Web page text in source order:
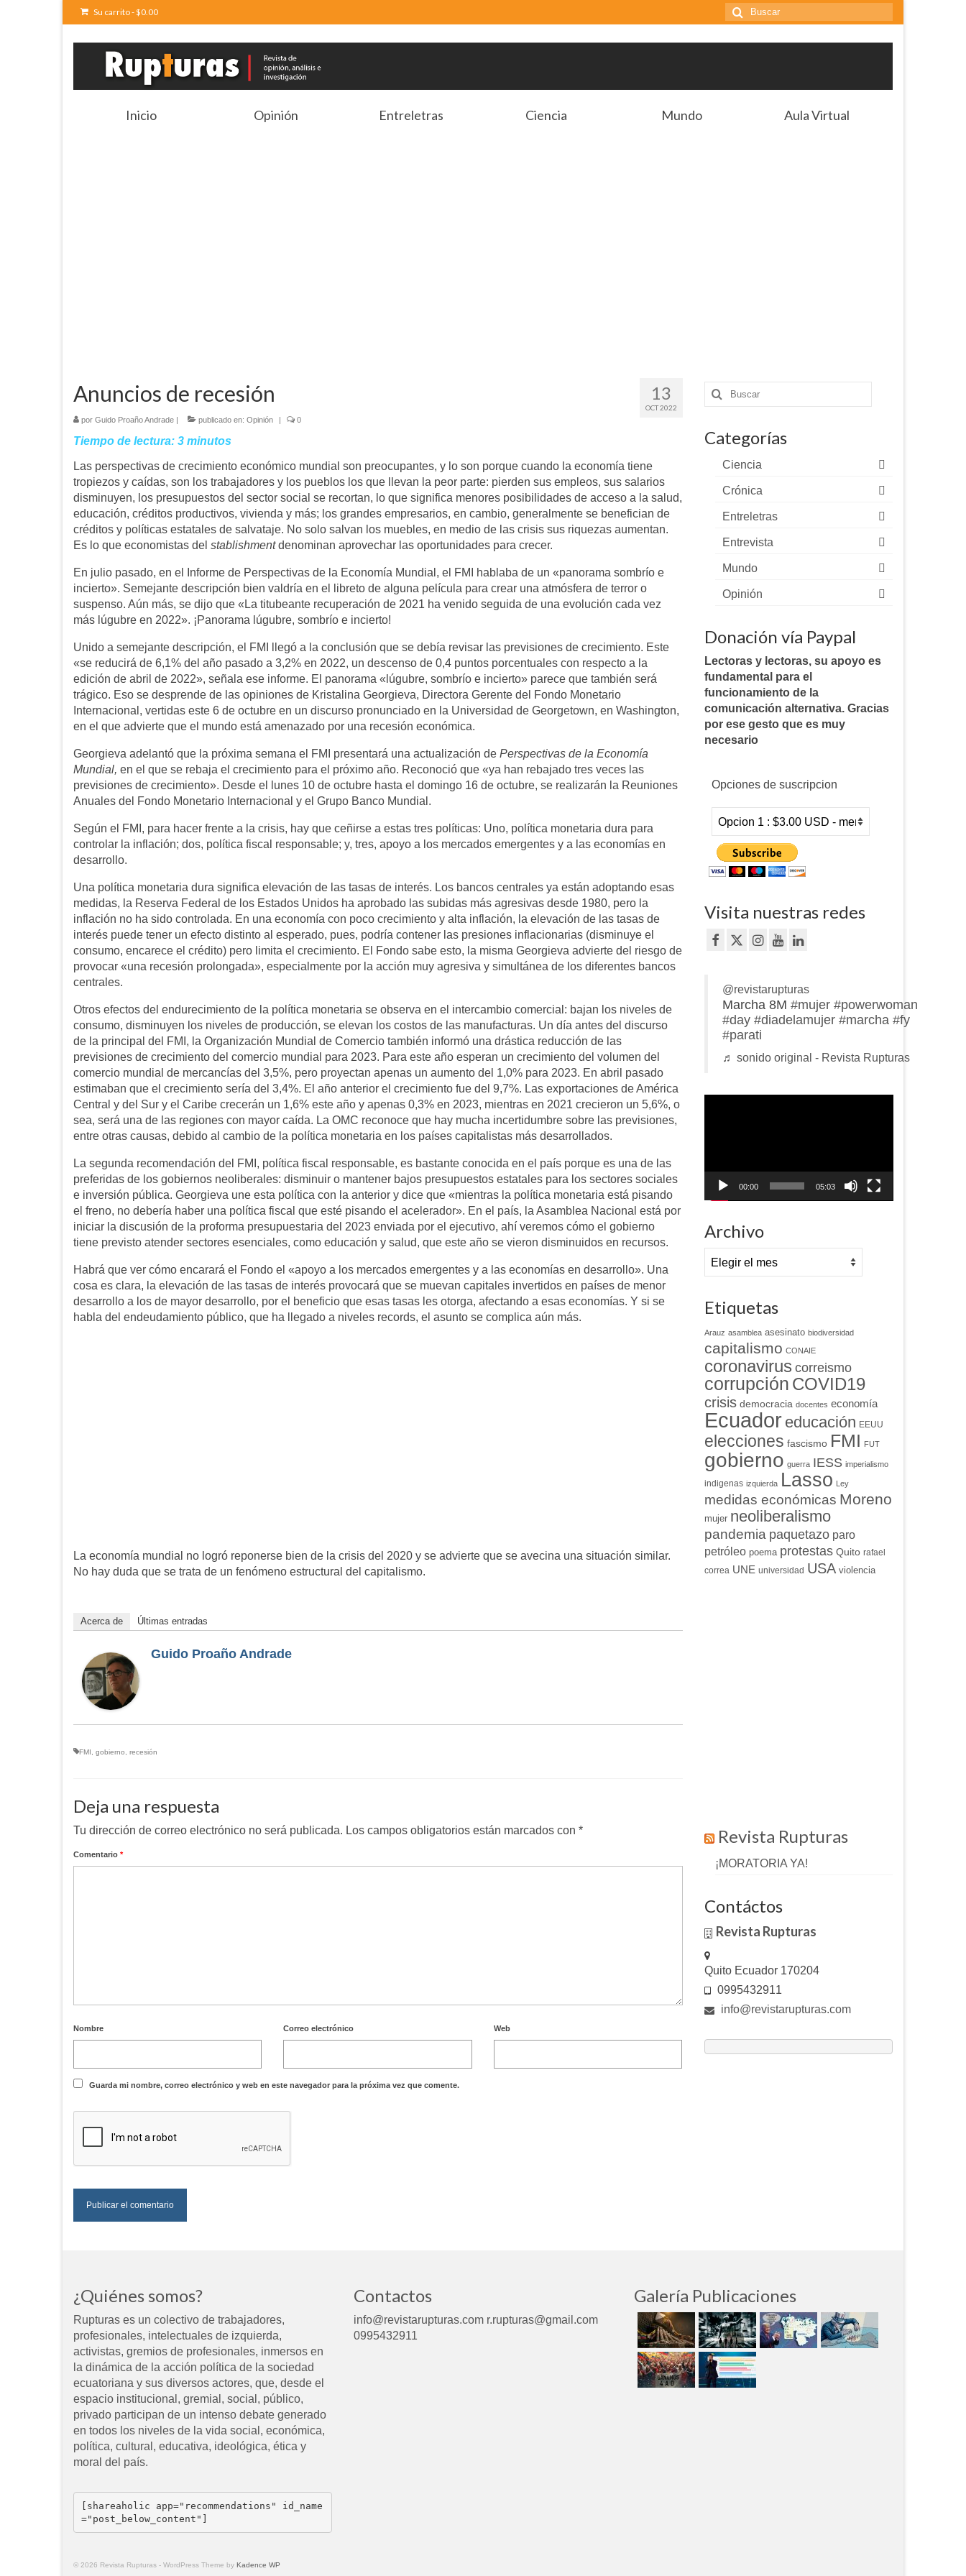
Su carrito-$0.00
Buscar
por:
Inicio Opinión Entreletras Ciencia Mundo Aula Virtual
13
OCT 2022
Anuncios de recesión
por Guido Proaño Andrade | publicado en: Opinión | 0
Tiempo de lectura: 3 minutos
Las perspectivas de crecimiento económico mundial son preocupantes, y lo son porque cuando la economía tiene
tropiezos y caídas, son los trabajadores y los pueblos los que llevan la peor parte: pierden sus empleos, sus salarios
disminuyen, los presupuestos del sector social se recortan, lo que significa menores posibilidades de acceso a la salud,
educación, créditos productivos, vivienda y más; los grandes empresarios, en cambio, generalmente se benefician de
créditos y políticas estatales de salvataje. No solo salvan los muebles, en medio de las crisis sus riquezas aumentan.
Es lo que economistas del stablishmentdenominan aprovechar las oportunidades para crecer.
En julio pasado, en el Informe de Perspectivas de la Economía Mundial, el FMI hablaba de un «panorama sombrío e
incierto». Semejante descripción bien valdría en el libreto de alguna película para crear una atmósfera de terror o
suspenso. Aún más, se dijo que «La titubeante recuperación de 2021 ha venido seguida de una evolución cada vez
más lúgubre en 2022». ¡Panorama lúgubre, sombrío e incierto!
Unido a semejante descripción, el FMI llegó a la conclusión que se debía revisar las previsiones de crecimiento. Este
«se reducirá de 6,1% del año pasado a 3,2% en 2022, un descenso de 0,4 puntos porcentuales con respecto a la
edición de abril de 2022», señala ese informe. El panorama «lúgubre, sombrío e incierto» parece que también será
trágico. Eso se desprende de las opiniones de Kristalina Georgieva, Directora Gerente del Fondo Monetario
Internacional, vertidas este 6 de octubre en un discurso pronunciado en la Universidad de Georgetown, en Washington,
en el que advierte que el mundo está amenazado por una recesión económica.
Georgieva adelantó que la próxima semana el FMI presentará una actualización de Perspectivas de la Economía
Mundial, en el que se rebaja el crecimiento para el próximo año. Reconoció que «ya han rebajado tres veces las
previsiones de crecimiento». Desde el lunes 10 de octubre hasta el domingo 16 de octubre, se realizarán la Reuniones
Anuales del Fondo Monetario Internacional y el Grupo Banco Mundial.
Según el FMI, para hacer frente a la crisis, hay que ceñirse a estas tres políticas: Uno, política monetaria dura para
controlar la inflación; dos, política fiscal responsable; y, tres, apoyo a los mercados emergentes y a las economías en
desarrollo.
Una política monetaria dura significa elevación de las tasas de interés. Los bancos centrales ya están adoptando esas
medidas, la Reserva Federal de los Estados Unidos ha aprobado las subidas más agresivas desde 1980, pero la
inflación no ha sido controlada. En una economía con poco crecimiento y alta inflación, la elevación de las tasas de
interés puede tener un efecto distinto al esperado, pues, podría contener las presiones inflacionarias (disminuye el
consumo, encarece el crédito) pero limita el crecimiento. El Fondo sabe esto, la misma Georgieva advierte del riesgo de
provocar «una recesión prolongada», especialmente por la acción muy agresiva y simultánea de los diferentes bancos
centrales.
Otros efectos del endurecimiento de la política monetaria se observa en el intercambio comercial: bajan los niveles de
consumo, disminuyen los niveles de producción, se elevan los costos de las manufacturas. Un día antes del discurso
de la principal del FMI, la Organización Mundial de Comercio también informó una drástica reducción de las
previsiones de crecimiento del comercio mundial para 2023. Para este año esperan un crecimiento del volumen del
comercio mundial de mercancías del 3,5%, pero proyectan apenas un aumento del 1,0% para 2023. En abril pasado
estimaban que el crecimiento sería del 3,4%. El año anterior el crecimiento fue del 9,7%. Las exportaciones de América
Central y del Sur y el Caribe crecerán un 1,6% este año y apenas 0,3% en 2023, mientras en 2021 crecieron un 5,6%, o
sea, será una de las regiones con mayor caída. La OMC reconoce que hay mucha incertidumbre sobre las previsiones,
entre otras causas, debido al cambio de la política monetaria en los países capitalistas más desarrollados.
La segunda recomendación del FMI, política fiscal responsable, es bastante conocida en el país porque es una de las
preferidas de los gobiernos neoliberales: disminuir o mantener bajos presupuestos estatales para los sectores sociales
e inversión pública. Georgieva une esta política con la anterior y dice que «mientras la política monetaria está pisando
el freno, no debería haber una política fiscal que esté pisando el acelerador». En el país, la Asamblea Nacional está por
iniciar la discusión de la proforma presupuestaria del 2023 enviada por el ejecutivo, ahí veremos cómo el gobierno
tiene previsto atender sectores esenciales, como educación y salud, que este año se vieron disminuidos en recursos.
Habrá que ver cómo encarará el Fondo el «apoyo a los mercados emergentes y a las economías en desarrollo». Una
cosa es clara, la elevación de las tasas de interés provocará que se muevan capitales invertidos en países de menor
desarrollo a los de mayor desarrollo, por el beneficio que esas tasas les otorga, afectando a esas economías. Y si se
habla del endeudamiento público, que ha llegado a niveles records, el asunto se complica aún más.
La economía mundial no logró reponerse bien de la crisis del 2020 y se advierte que se avecina una situación similar.
No hay duda que se trata de un fenómeno estructural del capitalismo.
Acerca de Últimas entradas
Guido Proaño Andrade
FMI gobierno recesión
Deja una respuesta
Tu dirección de correo electrónico no será publicada. Los campos obligatorios están marcados con *
Comentario *
Nombre Correo electrónico Web
Guarda mi nombre, correo electrónico y web en este navegador para la próxima vez que comente.
Buscar
por:
Categorías
Ciencia
Crónica
Entreletras
Entrevista
Mundo
Opinión
Donación vía Paypal
Lectoras y lectoras, su apoyo es
fundamental para el
funcionamiento de la
comunicación alternativa. Gracias
por ese gesto que es muy
necesario
Opciones de suscripcion
Visita nuestras redes
@revistarupturas
Marcha 8M #mujer #powerwoman
#day #diadelamujer #marcha #fy
#parati
♬ sonido original - Revista Rupturas
00:00 05:03
Archivo
Archivo
Etiquetas
Arauz asamblea asesinato biodiversidad
capitalismo CONAIE
coronavirus correismo
corrupción COVID19
crisis democracia docentes economía
Ecuador educación EEUU
elecciones fascismo FMI FUT
gobierno guerra IESS imperialismo
indigenas izquierda Lasso Ley
medidas económicas Moreno
mujer neoliberalismo
pandemia paquetazo paro
petróleo poema protestas Quito rafael
correa UNE universidad USA violencia
Revista Rupturas
¡MORATORIA YA!
Contáctos
Revista Rupturas
Quito Ecuador 170204
0995432911
info@revistarupturas.com
¿Quiénes somos?
Rupturas es un colectivo de trabajadores,
profesionales, intelectuales de izquierda,
activistas, gremios de profesionales, inmersos en
la dinámica de la acción política de la sociedad
ecuatoriana y sus diversos actores, que, desde el
espacio institucional, gremial, social, público,
privado participan de un intenso debate generado
en todos los niveles de la vida social, económica,
política, cultural, educativa, ideológica, ética y
moral del país.
[shareaholic app="recommendations" id_name
="post_below_content"]
Contactos
info@revistarupturas.com r.rupturas@gmail.com
0995432911
Galería Publicaciones
© 2026 Revista Rupturas - WordPress Theme by Kadence WP